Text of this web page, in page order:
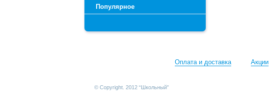
Популярное
Оплата и доставка Акции
© Copyright. 2012 “Школьный”